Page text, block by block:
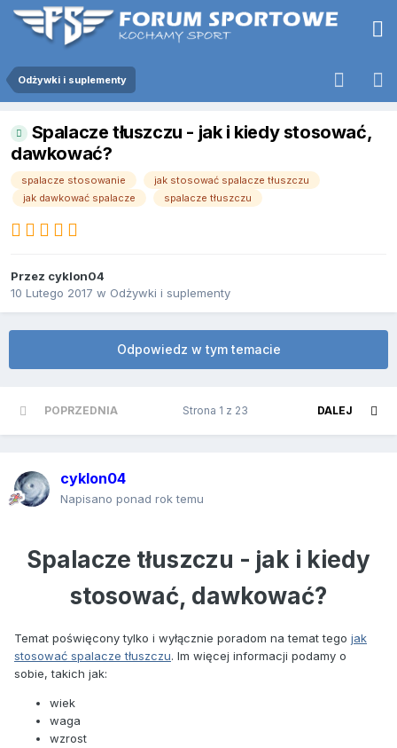
Odżywki i suplementy
Spalacze tłuszczu - jak i kiedy stosować,
dawkować?
spalacze stosowanie
jak stosować spalacze tłuszczu
jak dawkować spalacze
spalacze tłuszczu
Przez cyklon04
10 Lutego 2017 w Odżywki i suplementy
Odpowiedz w tym temacie
POPRZEDNIA DALEJ
Strona 1 z 23
cyklon04
Napisano ponad rok temu
Spalacze tłuszczu - jak i kiedy
stosować, dawkować?
Temat poświęcony tylko i wyłącznie poradom na temat tego jak
stosować spalacze tłuszczu. Im więcej informacji podamy o
sobie, takich jak:
wiek
waga
wzrost